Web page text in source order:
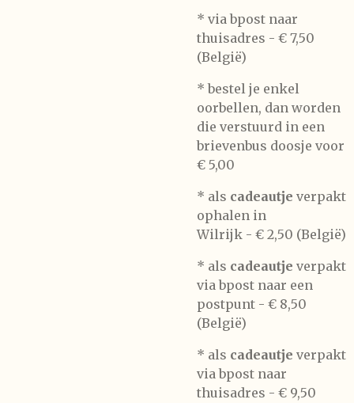
* via bpost naar
thuisadres - € 7,50
(België)
* bestel je enkel
oorbellen, dan worden
die verstuurd in een
brievenbus doosje voor
€ 5,00
* als cadeautje verpakt
ophalen in
Wilrijk - € 2,50 (België)
* als cadeautje verpakt
via bpost naar een
postpunt - € 8,50
(België)
* als cadeautje verpakt
via bpost naar
thuisadres - € 9,50